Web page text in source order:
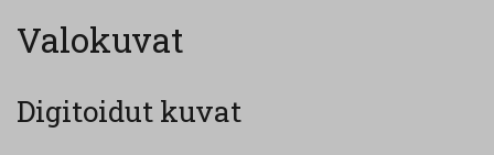
Valokuvat
Digitoidut kuvat